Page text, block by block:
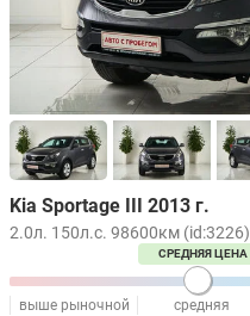
Kia Sportage III 2013 г.
2.0л. 150л.с. 98600км (id:3226)
СРЕДНЯЯ ЦЕНА
выше рыночной средняя